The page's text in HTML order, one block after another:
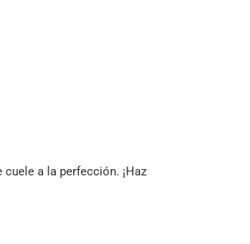
a la perfección. ¡Haz